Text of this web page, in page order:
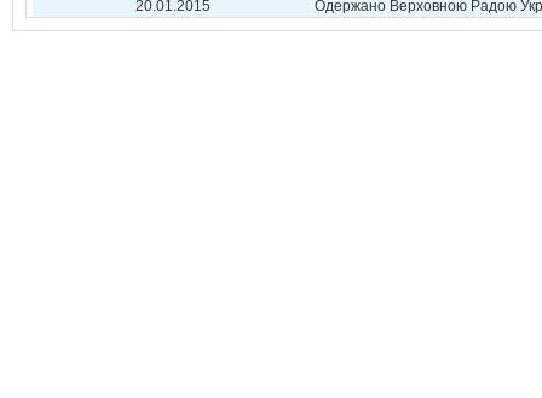
20.01.2015 Одержано Верховною Радою